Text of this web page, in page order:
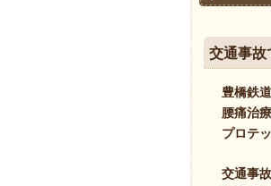
交通事故
豊橋鉄
腰痛治
プロテ
交通事